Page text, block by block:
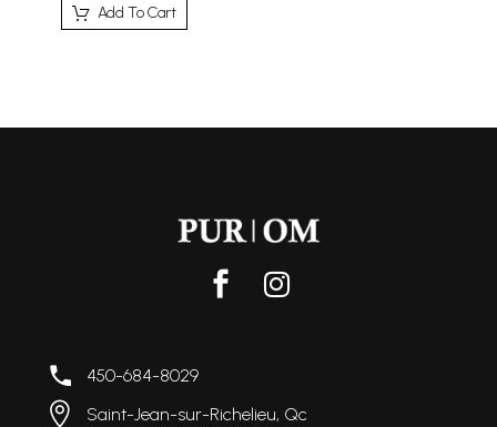
Add To Cart
450-684-8029
Saint-Jean-sur-Richelieu, Qc